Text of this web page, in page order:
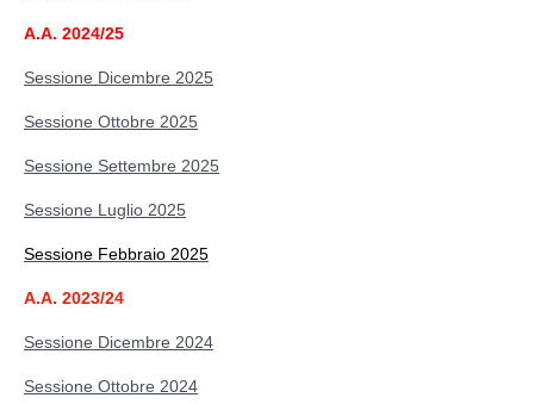
A.A. 2024/25
Sessione Dicembre 2025
Sessione Ottobre 2025
Sessione Settembre 2025
Sessione Luglio 2025
Sessione Febbraio 2025
A.A. 2023/24
Sessione Dicembre 2024
Sessione Ottobre 2024